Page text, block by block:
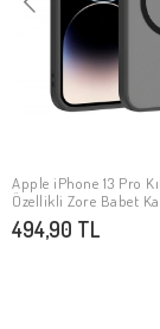
SEPETE
Apple iPhone 13 Pro
Özellikli Zore Babet
494,90 TL